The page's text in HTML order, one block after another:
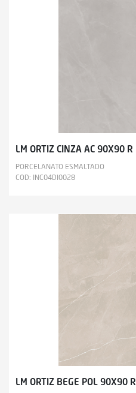
LM ORTIZ CINZA AC 90X90 R
PORCELANATO ESMALTADO
COD: INC04DI0028
LM ORTIZ BEGE POL 90X90 R